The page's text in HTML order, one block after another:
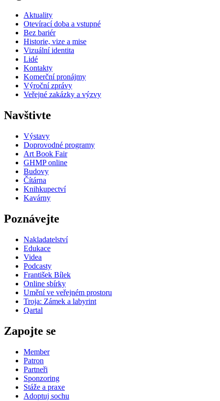
Aktuality
Otevírací doba a vstupné
Bez bariér
Historie, vize a mise
Vizuální identita
Lidé
Kontakty
Komerční pronájmy
Výroční zprávy
Veřejné zakázky a výzvy
Navštivte
Výstavy
Doprovodné programy
Art Book Fair
GHMP online
Budovy
Čítárna
Knihkupectví
Kavárny
Poznávejte
Nakladatelství
Edukace
Videa
Podcasty
František Bílek
Online sbírky
Umění ve veřejném prostoru
Troja: Zámek a labyrint
Qartal
Zapojte se
Member
Patron
Partneři
Sponzoring
Stáže a praxe
Adoptuj sochu